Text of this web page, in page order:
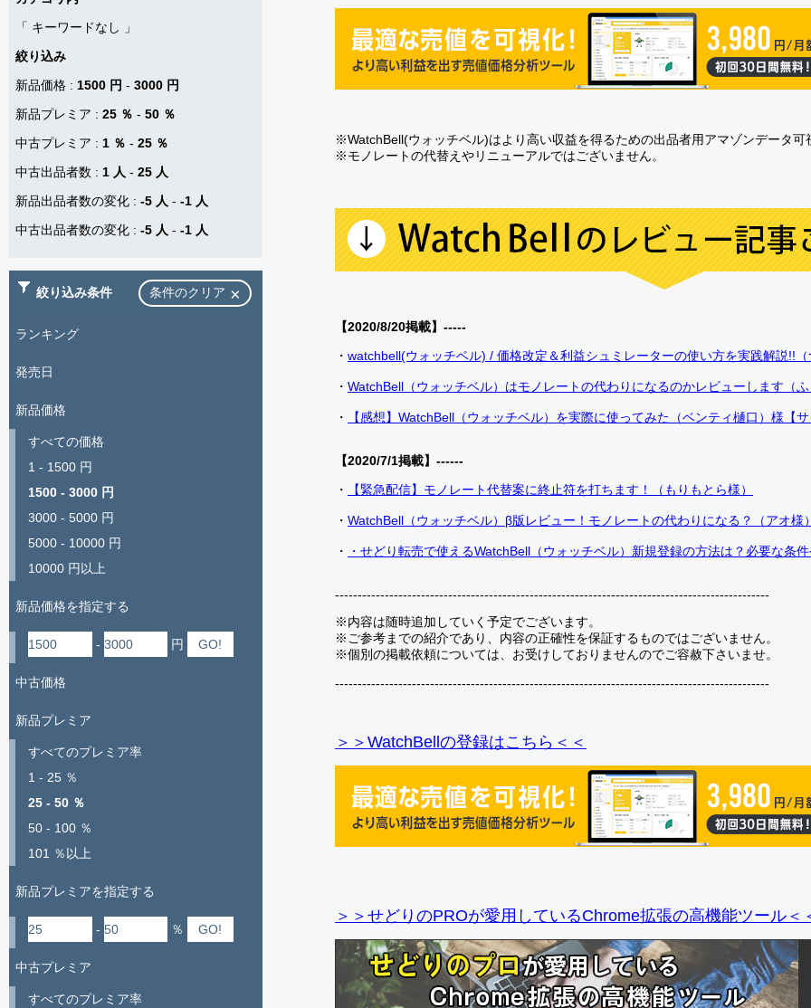
※WatchBell(ウォッチベル)はより高い収益を得るための出品者用アマゾンデータ可
※モノレートの代替えやリニューアルではございません。
【2020/8/20掲載】-----
・ watchbell(ウォッチベル) / 価格改定＆利益シュミレーターの使い方を実践解説!!
・ WatchBell（ウォッチベル）はモノレートの代わりになるのかレビューします（
・ 【感想】WatchBell（ウォッチベル）を実際に使ってみた（ベンティ樋口）様【
【2020/7/1掲載】------
・
【緊急配信】モノレート代替案に終止符を打ちます！（もりもとら様）
・ WatchBell（ウォッチベル）β版レビュー！モノレートの代わりになる？（アオ様
・ ・せどり転売で使えるWatchBell（ウォッチベル）新規登録の方法は？必要な条
------------------------------------------------------------------------------------------------
※内容は随時追加していく予定でございます。
※ご参考までの紹介であり、内容の正確性を保証するものではございません。
※個別の掲載依頼については、お受けしておりませんのでご容赦下さいませ。
------------------------------------------------------------------------------------------------
＞＞WatchBellの登録はこちら＜＜
＞＞せどりのPROが愛用しているChrome拡張の高機能ツール＜
「 キーワードなし
」
絞り込み
新品価格 : 1500 円 - 3000 円
新品プレミア : 25 ％ - 50 ％
中古プレミア : 1 ％ - 25 ％
中古出品者数 : 1 人 - 25 人
新品出品者数の変化 : -5 人 - -1 人
中古出品者数の変化 : -5 人 - -1 人
絞り込み条件 条件のクリア
ランキング
発売日
新品価格
すべての価格
1 - 1500 円
1500 - 3000 円
3000 - 5000 円
5000 - 10000 円
10000 円以上
新品価格を指定する
- 円
中古価格
新品プレミア
すべてのプレミア率
1 - 25 ％
25 - 50 ％
50 - 100 ％
101 ％以上
新品プレミアを指定する
- ％
中古プレミア
すべてのプレミア率